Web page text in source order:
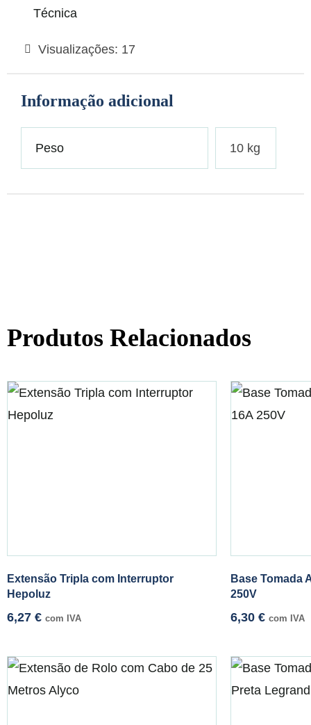
Técnica
Visualizações: 17
Informação adicional
Peso 10 kg
Produtos Relacionados
Extensão Tripla com Interruptor
Hepoluz
6,27 € com IVA
Base Tomada
250V
6,30 € com IVA